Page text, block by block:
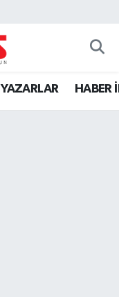
YAZARLAR HABER